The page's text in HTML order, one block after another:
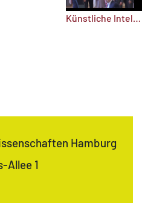
Künstliche Intelligenz fordert Bildung und Wissenschaft heraus. Wie lauten die Antworten?
Hamburg
Allee 1